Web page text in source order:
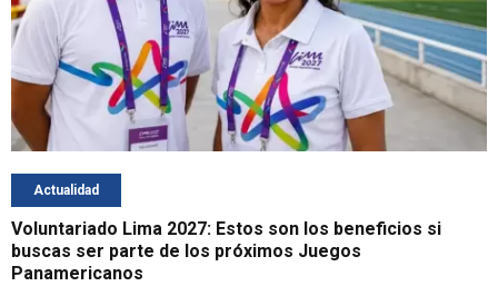
Actualidad
Voluntariado Lima 2027: Estos son los beneficios si
buscas ser parte de los próximos Juegos
Panamericanos